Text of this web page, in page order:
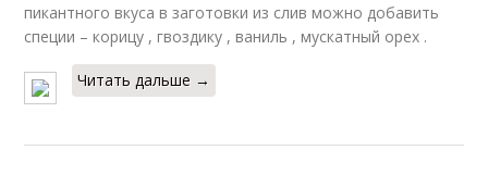
пикантного вкуса в заготовки из слив можно добавить
специи – корицу , гвоздику , ваниль , мускатный орех .
Читать дальше →